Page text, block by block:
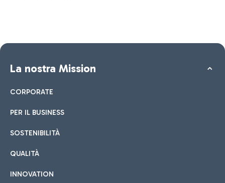
La nostra Mission
CORPORATE
PER IL BUSINESS
SOSTENIBILITÀ
QUALITÀ
INNOVATION